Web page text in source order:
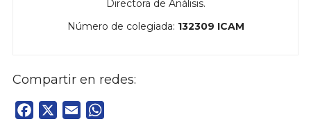
Directora de Análisis.
Número de colegiada: 132309 ICAM
Compartir en redes:
Facebook Email